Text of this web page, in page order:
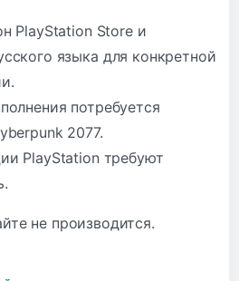
PlayStation Store и
языка для конкретной
потребуется
2077.
PlayStation требуют
не производится.